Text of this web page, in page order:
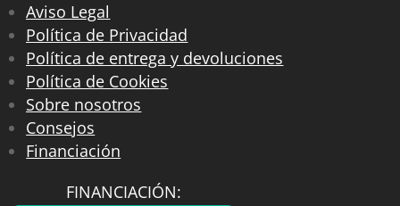
Aviso Legal
Política de Privacidad
Política de entrega y devoluciones
Política de Cookies
Sobre nosotros
Consejos
Financiación
FINANCIACIÓN: